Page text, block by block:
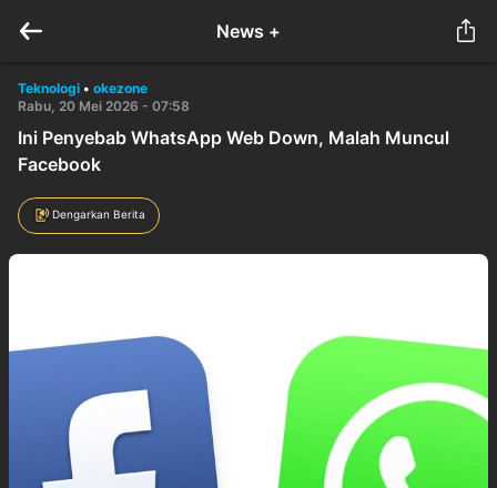
News +
Teknologi • okezone
Rabu, 20 Mei 2026 - 07:58
Ini Penyebab WhatsApp Web Down, Malah Muncul
Facebook
Dengarkan Berita